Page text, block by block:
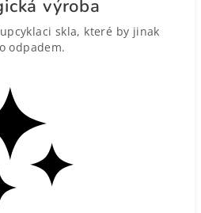
výroba
skla, které by jinak
odpadem.